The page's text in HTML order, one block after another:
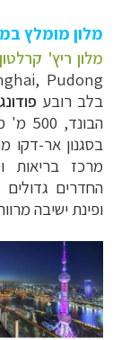
מלון מומלץ
מלון ריץ'
Pudong
בלב רובע פודונג
בסגנון אר-דקו
מרכז בריאות
החדרים
ופינת ישיבה